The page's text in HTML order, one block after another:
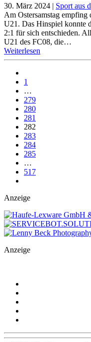
30. März 2024 | Sport aus
Am Ostersamstag
U21. Das Hinspiel konnte
2:1 für sich entschieden.
U21 des FC08, die…
Weiterlesen
1
…
279
280
281
282
283
284
285
…
517
Anzeige
Anzeige